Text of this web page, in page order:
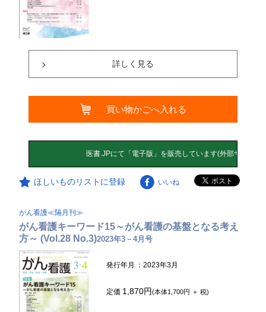
詳しく見る
買い物かごへ入れる
ほしいものリストに登録 いいね
がん看護≪隔月刊≫
がん看護キーワード15～がん看護の基盤となる考え
方～ (Vol.28 No.3)2023年3－4月号
発行年月 ：2023年3月
定価 1,870円(本体1,700円 ＋ 税)